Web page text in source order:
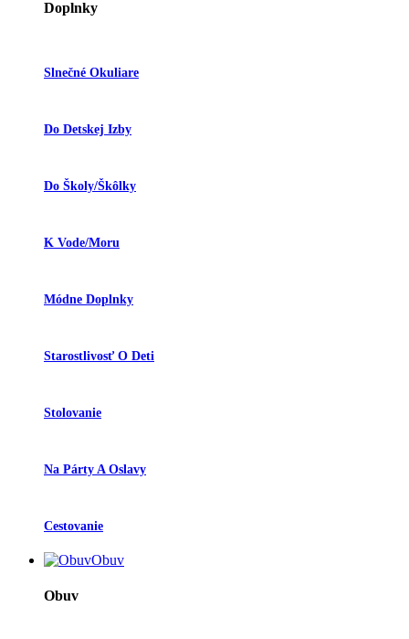
Doplnky
Slnečné Okuliare
Do Detskej Izby
Do Školy/škôlky
K Vode/moru
Módne Doplnky
Starostlivosť O Deti
Stolovanie
Na Párty A Oslavy
Cestovanie
Obuv
Obuv